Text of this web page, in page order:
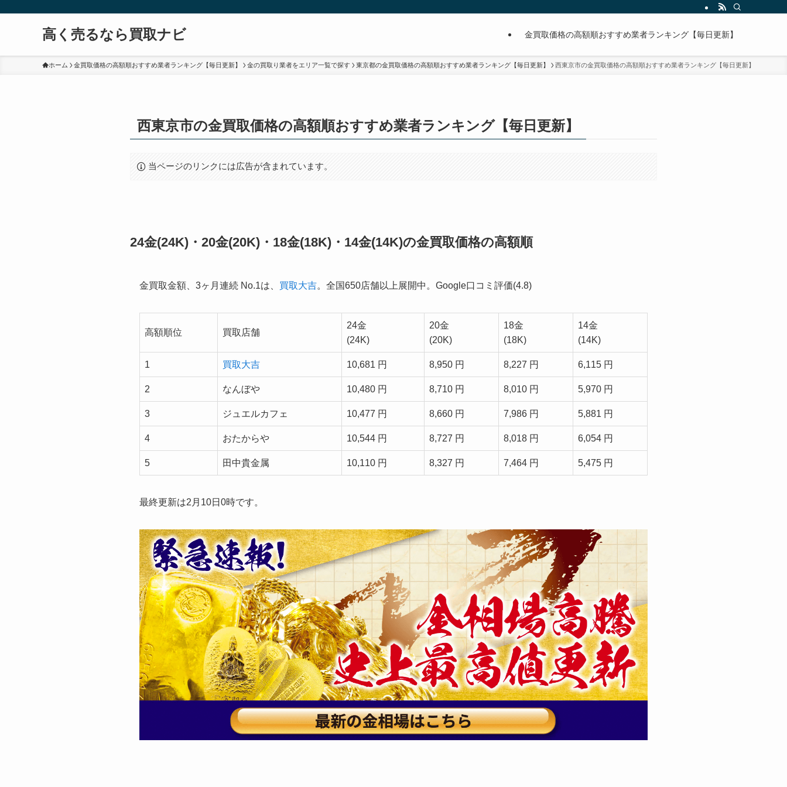
高く売るなら買取ナビ 金買取価格の高額順おすすめ業者ランキング【毎日更新】
ホーム 金買取価格の高額順おすすめ業者ランキング【毎日更新】 金の買取り業者をエリア一覧で探す 東京都の金買取価格の高額順おすすめ業者ランキング【毎日更新】 西東京市の金買取価格の高額順おすすめ業者ランキング【毎日更新】
西東京市の金買取価格の高額順おすすめ業者ランキング【毎日更新】
当ページのリンクには広告が含まれています。
24金(24K)・20金(20K)・18金(18K)・14金(14K)の金買取価格の高額順
金買取金額、3ヶ月連続 No.1は、 買取大吉。全国650店舗以上展開中。Google口コミ評価(4.8)
高額順位 買取店舗
24金
(24K)
20金
(20K)
18金
(18K)
14金
(14K)
1 買取大吉 10,681 円 8,950 円 8,227 円 6,115 円
2 なんぼや 10,480 円 8,710 円 8,010 円 5,970 円
3 ジュエルカフェ 10,477 円 8,660 円 7,986 円 5,881 円
4 おたからや 10,544 円 8,727 円 8,018 円 6,054 円
5 田中貴金属 10,110 円 8,327 円 7,464 円 5,475 円
最終更新は2月10日0時です。